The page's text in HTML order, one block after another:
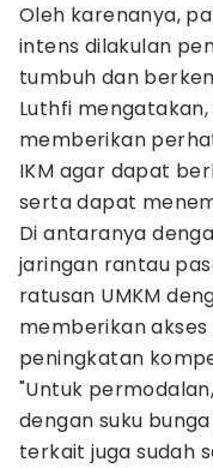
Oleh karenanya,
intens dilakulan
tumbuh dan
Luthfi
memberikan
IKM agar dapat
serta dapat
Di antaranya
jaringan rantau
ratusan UMKM
memberikan
peningkatan
"Untuk
dengan suku
terkait juga sudah